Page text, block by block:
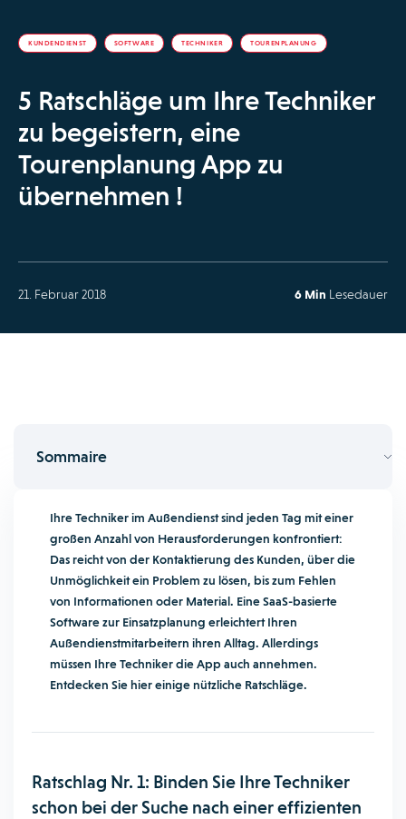
KUNDENDIENST SOFTWARE TECHNIKER TOURENPLANUNG
5 Ratschläge um Ihre Techniker
zu begeistern, eine
Tourenplanung App zu
übernehmen !
21. Februar 2018 6 Min Lesedauer
Sommaire
Ihre Techniker im Außendienst sind jeden Tag mit einer
großen Anzahl von Herausforderungen konfrontiert:
Das reicht von der Kontaktierung des Kunden, über die
Unmöglichkeit ein Problem zu lösen, bis zum Fehlen
von Informationen oder Material. Eine SaaS-basierte
Software zur Einsatzplanung erleichtert Ihren
Außendienstmitarbeitern ihren Alltag. Allerdings
müssen Ihre Techniker die App auch annehmen.
Entdecken Sie hier einige nützliche Ratschläge.
Ratschlag Nr. 1: Binden Sie Ihre Techniker
schon bei der Suche nach einer effizienten